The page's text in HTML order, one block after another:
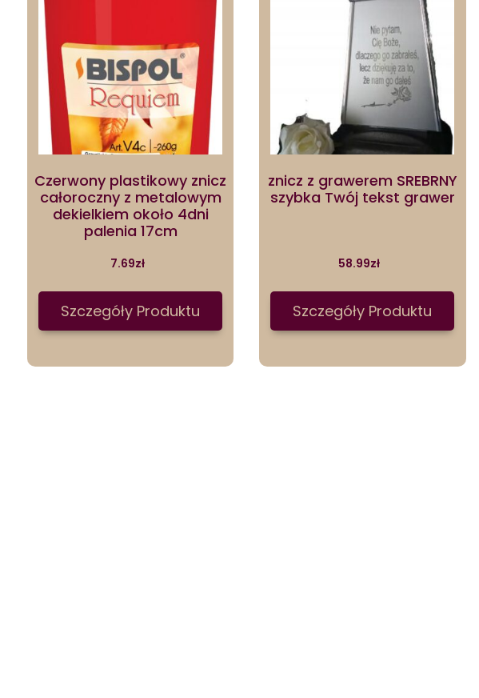
Czerwony plastikowy znicz
całoroczny z metalowym
dekielkiem około 4dni
palenia 17cm
7.69zł
Szczegóły Produktu
znicz z grawerem SREBRNY
szybka Twój tekst grawer
58.99zł
Szczegóły Produktu